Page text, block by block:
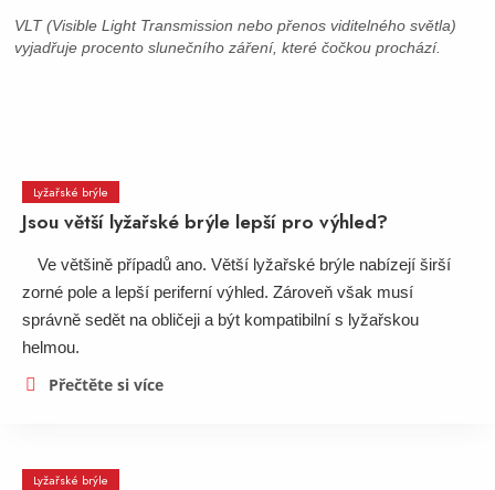
VLT (Visible Light Transmission nebo přenos viditelného světla)
vyjadřuje procento slunečního záření, které čočkou prochází.
Lyžařské brýle
Jsou větší lyžařské brýle lepší pro výhled?
Ve většině případů ano. Větší lyžařské brýle nabízejí širší
zorné pole a lepší periferní výhled. Zároveň však musí
správně sedět na obličeji a být kompatibilní s lyžařskou
helmou.
Přečtěte si více
Lyžařské brýle